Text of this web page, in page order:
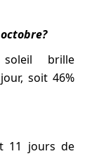
brille
soit 46%
11 jours de